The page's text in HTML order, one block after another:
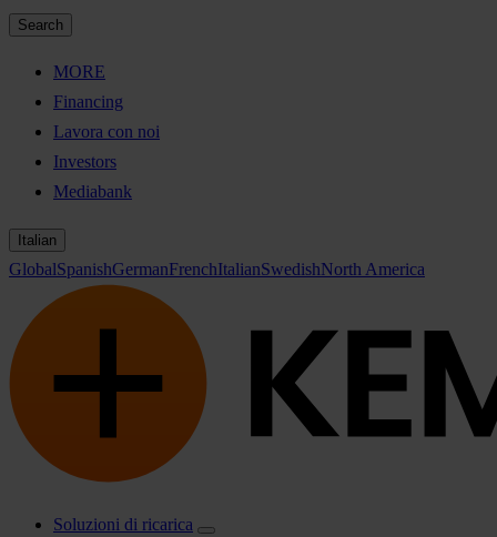
Search
MORE
Financing
Lavora con noi
Investors
Mediabank
Italian
GlobalSpanishGermanFrenchItalianSwedishNorth America
Soluzioni di ricarica